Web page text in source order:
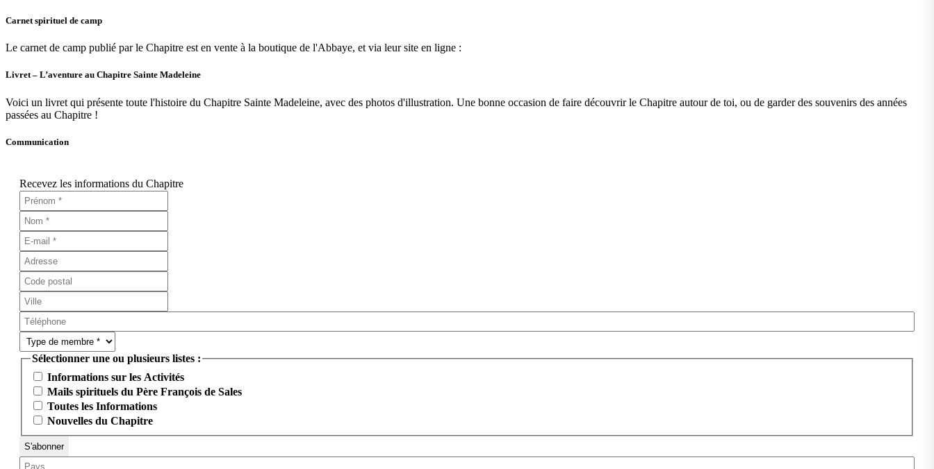
Carnet spirituel de camp
Le carnet de camp publié par le Chapitre est en vente à la boutique de l'Abbaye, et via leur site en ligne :
Livret – L’aventure au Chapitre Sainte Madeleine
Voici un livret qui présente toute l'histoire du Chapitre Sainte Madeleine, avec des photos d'illustration. Une bonne occasion de faire découvrir le Chapitre autour de toi, ou de garder des souvenirs des années
passées au Chapitre !
Communication
Recevez les informations du Chapitre
Sélectionner une ou plusieurs listes :
Informations sur les Activités
Mails spirituels du Père François de Sales
Toutes les Informations
Nouvelles du Chapitre